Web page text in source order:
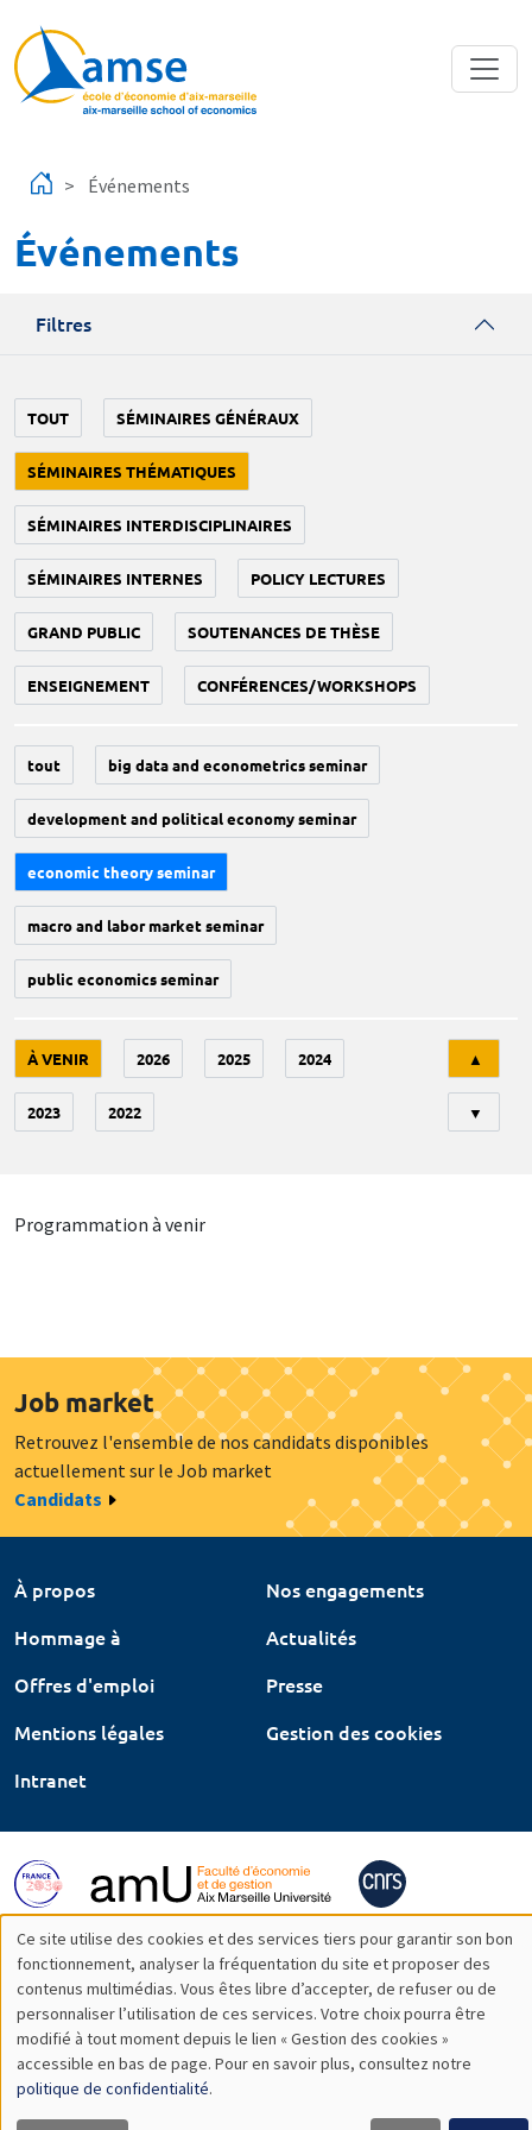
Événements
Événements
Filtres
TOUT SÉMINAIRES GÉNÉRAUX
SÉMINAIRES THÉMATIQUES
SÉMINAIRES INTERDISCIPLINAIRES
SÉMINAIRES INTERNES POLICY LECTURES
GRAND PUBLIC SOUTENANCES DE THÈSE
ENSEIGNEMENT CONFÉRENCES/WORKSHOPS
tout big data and econometrics seminar
development and political economy seminar
economic theory seminar
macro and labor market seminar
public economics seminar
À VENIR 2026 2025 2024
2023 2022
▲
▼
Programmation à venir
Job market
Retrouvez l'ensemble de nos candidats disponibles
actuellement sur le Job market
Candidats
À propos
Nos engagements
Hommage à
Actualités
Offres d'emploi
Presse
Mentions légales
Gestion des cookies
Intranet
Utilisation
des
données
personnelles
Ce site utilise des cookies et des services tiers pour garantir son bon
fonctionnement, analyser la fréquentation du site et proposer des
contenus multimédias. Vous êtes libre d’accepter, de refuser ou de
personnaliser l’utilisation de ces services. Votre choix pourra être
modifié à tout moment depuis le lien « Gestion des cookies »
accessible en bas de page. Pour en savoir plus, consultez notre
politique de confidentialité.